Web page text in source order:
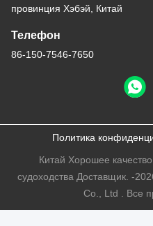
провинция Хэбэй, Китай
Телефон
86-150-7546-7650
Политика
Китай Хорошее
судоходства Доставщик. -
Co., Ltd . Все